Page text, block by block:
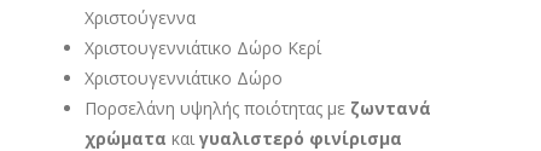
Χριστούγεννα
Χριστουγεννιάτικο Δώρο Κερί
Χριστουγεννιάτικο Δώρο
Πορσελάνη υψηλής ποιότητας με ζωντανά
χρώματα και γυαλιστερό φινίρισμα